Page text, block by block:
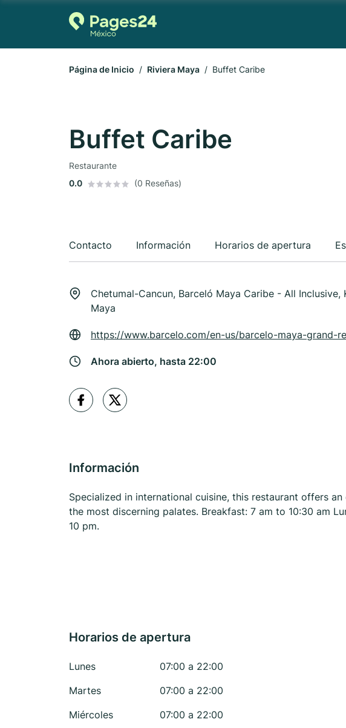
Página de Inicio Riviera Maya Buffet Caribe
Buffet Caribe
Restaurante
0.0
(0 Reseñas)
Contacto Información Horarios de apertura
Chetumal-Cancun, Barceló Maya Caribe - All Inclusive,
Maya
https://www.barcelo.com/en-us/barcelo-maya-grand-
Ahora abierto, hasta 22:00
Información
Specialized in international cuisine, this restaurant offers
the most discerning palates. Breakfast: 7 am to 10:30 am
10 pm.
Horarios de apertura
Lunes
07:00 a 22:00
Martes
07:00 a 22:00
Miércoles
07:00 a 22:00